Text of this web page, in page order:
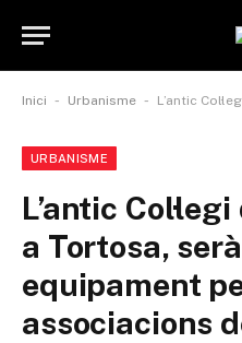
Inici - Urbanisme - L’antic Col·legi de Sant
URBANISME
L’antic
a Tortosa,
equipament
associacions